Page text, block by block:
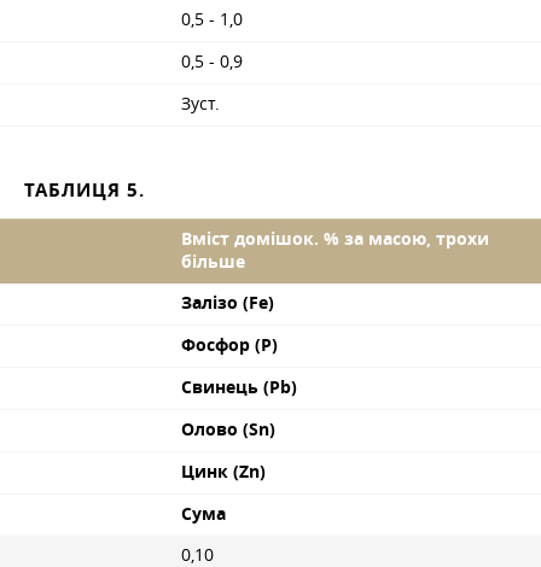
0,5 - 1,0
0,5 - 0,9
Зуст.
ТАБЛИЦЯ 5.
Вміст домішок. % за масою, трохи
більше
Залізо (Fe)
Фосфор (P)
Свинець (Pb)
Олово (Sn)
Цинк (Zn)
Сума
0,10